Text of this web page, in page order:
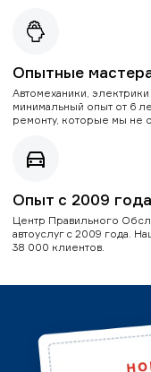
Опытные
Автомеханики,
минимальный опыт от 6
ремонту, которые мы не
Опыт с 2009 года
Центр Правильного
автоуслуг с 2009 года.
38 000 клиентов.